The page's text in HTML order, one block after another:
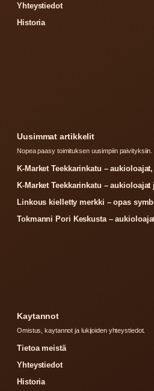
Yhteystiedot
Historia
Uusimmat artikkelit
Nopea paasy toimituksen uusimpiin paivityksiin.
K-Market Teekkarinkatu –
K-Market Teekkarinkatu – aukioloajat
Linkous kielletty merkki – opas
Tokmanni Pori Keskusta –
Kaytannot
Omistus, kaytannot ja lukijoiden yhteystiedot.
Tietoa meistä
Yhteystiedot
Historia